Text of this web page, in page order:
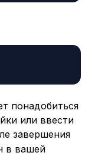
понадобиться
или ввести
завершения
в вашей